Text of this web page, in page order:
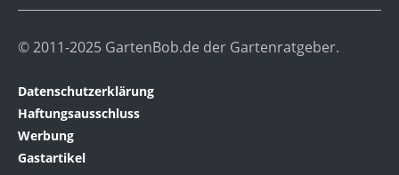
© 2011-2025 GartenBob.de der Gartenratgeber.
Datenschutzerklärung
Haftungsausschluss
Werbung
Gastartikel